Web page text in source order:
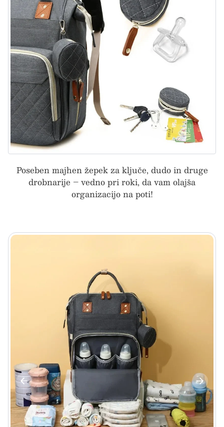
Poseben majhen žepek za ključe, dudo in druge
drobnarije – vedno pri roki, da vam olajša
organizacijo na poti!